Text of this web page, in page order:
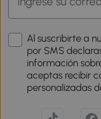
Al suscribirte a
por SMS
información
aceptas recibir
personalizadas